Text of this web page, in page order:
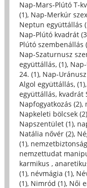
Nap-Mars-Plútó T-
(1), Nap-Merkúr
Neptun együttállás
Nap-Plútó kvadrát
Plútó szembenállás
Nap-Szaturnusz
együttállás, (1),
24. (1), Nap-
Algol együttállás, (1),
együttállás, kvadrát
Napfogyatkozás (2),
Napkeleti bölcsek (2)
Napszentület (1),
Natália nővér (2),
(1),
nemzettudat
karmikus ,
(1), névmágia (1),
(1), Nimród (1), Női